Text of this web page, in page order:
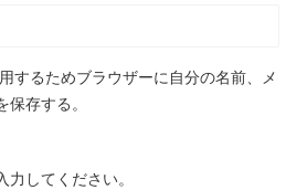
するためブラウザーに自分の名前、メ
存する。
力してください。